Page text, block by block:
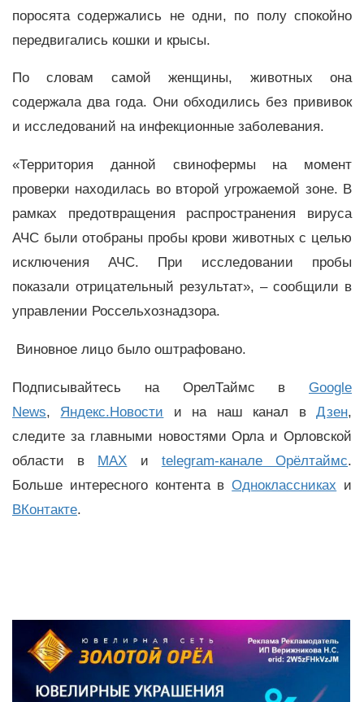
поросята содержались не одни, по полу спокойно
передвигались кошки и крысы.
По словам самой женщины, животных она
содержала два года. Они обходились без прививок
и исследований на инфекционные заболевания.
«Территория данной свинофермы на момент
проверки находилась во второй угрожаемой зоне. В
рамках предотвращения распространения вируса
АЧС были отобраны пробы крови животных с целью
исключения АЧС. При исследовании пробы
показали отрицательный результат», – сообщили в
управлении Россельхознадзора.
Виновное лицо было оштрафовано.
Подписывайтесь на ОрелТаймс в Google
News, Яндекс.Новости и на наш канал вДзен,
следите за главными новостями Орла и Орловской
области в MAX и telegram-канале Орёлтаймс.
Больше интересного контента вОдноклассниках и
ВКонтакте.